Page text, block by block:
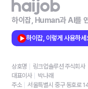
하이잡, Human과 AI를
하이잡, 이렇게 사용하세
상호명
링크업솔루션 주식회사
대표이사
박나래
주소
서울특별시 중구 동호로